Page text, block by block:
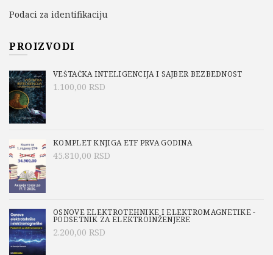
Podaci za identifikaciju
PROIZVODI
VEŠTAČKA INTELIGENCIJA I SAJBER BEZBEDNOST
1.100,00 RSD
KOMPLET KNJIGA ETF PRVA GODINA
45.810,00 RSD
OSNOVE ELEKTROTEHNIKE I ELEKTROMAGNETIKE -
PODSETNIK ZA ELEKTROINŽENJERE
2.200,00 RSD